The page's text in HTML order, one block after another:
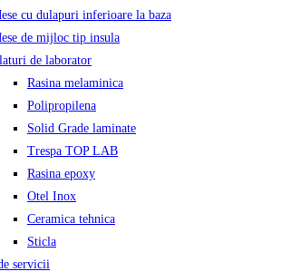
cu dulapuri inferioare la baza
de mijloc tip insula
de laborator
Rasina melaminica
Polipropilena
Solid Grade laminate
Trespa TOP LAB
Rasina epoxy
Otel Inox
Ceramica tehnica
Sticla
servicii